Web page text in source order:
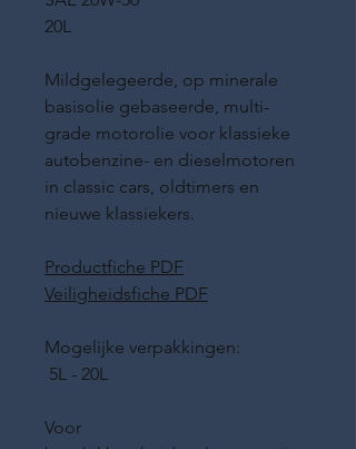
20L
Mildgelegeerde, op minerale
basisolie gebaseerde, multi-
grade motorolie voor klassieke
autobenzine- en dieselmotoren
in classic cars, oldtimers en
nieuwe klassiekers.
Productfiche PDF
Veiligheidsfiche PDF
Mogelijke verpakkingen:
5L - 20L
Voor